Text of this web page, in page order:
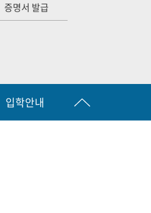
입학안내
증명서 발급
원격지원서비스